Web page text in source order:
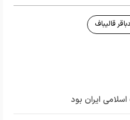
قالیباف
ایران بود